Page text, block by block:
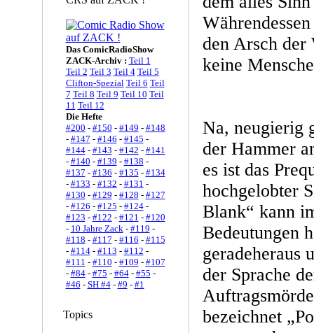
Das ComicRadioShow
ZACK-Archiv : Teil 1
Teil 2 Teil 3 Teil 4 Teil 5
Clifton-Spezial Teil 6 Teil
7 Teil 8 Teil 9 Teil 10 Teil
11 Teil 12
Die Hefte
#200 - #150 - #149 - #148
- #147 - #146 - #145 -
#144- #143 - #142 - #141
- #140 - #139 - #138 -
#137 - #136 - #135 - #134
- #133 - #132 - #131 -
#130 - #129 - #128 - #127
- #126 - #125 - #124-
#123 - #122 - #121 - #120
- 10 Jahre Zack- #119 -
#118 - #117 - #116 - #115
- #114- #113 - #112 -
#111 - #110 - #109 - #107
- #84- #75 - #64- #55 -
#46 - SH #4- #9 - #1
Topics
den Arsch der
keine
Na, neugierig
der Hammer
es ist das
hochgelobter
Blank“ kann
Bedeutungen
geradeheraus
der Sprache
bezeichnet